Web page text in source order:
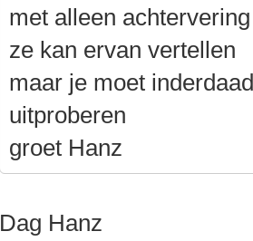
met alleen achtervering
ze kan ervan vertellen
maar je moet
uitproberen
groet Hanz
Dag Hanz